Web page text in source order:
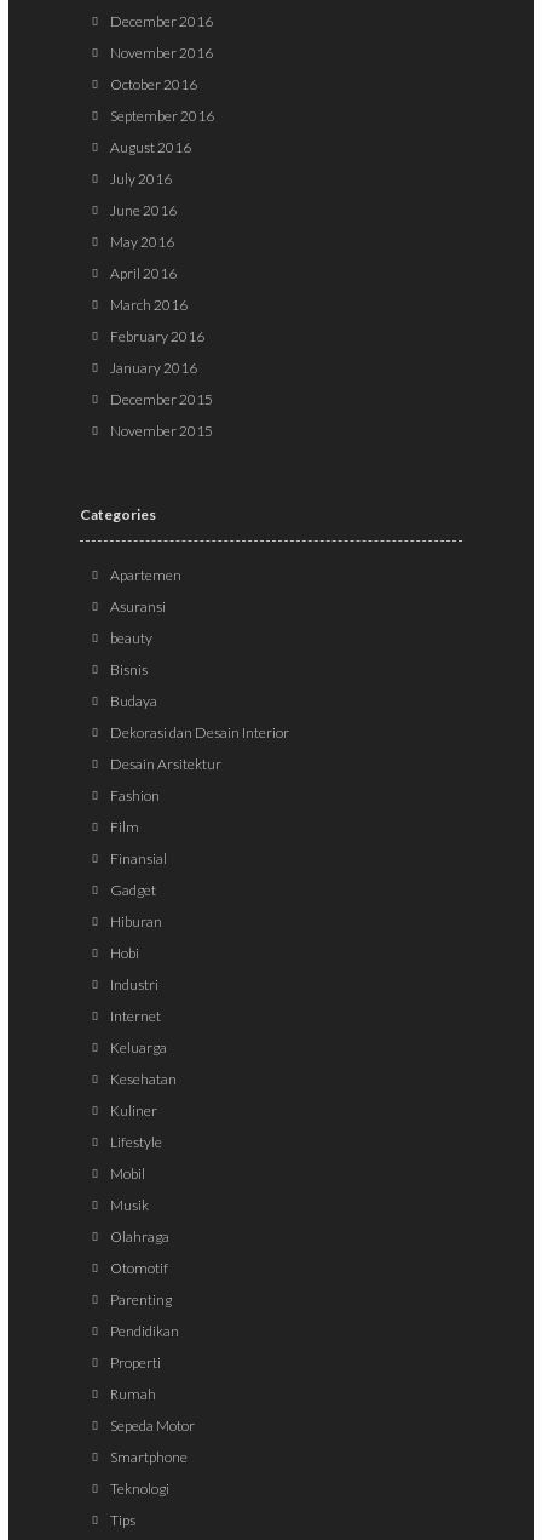
December 2016
November 2016
October 2016
September 2016
August 2016
July 2016
June 2016
May 2016
April 2016
March 2016
February 2016
January 2016
December 2015
November 2015
Categories
Apartemen
Asuransi
beauty
Bisnis
Budaya
Dekorasi dan Desain Interior
Desain Arsitektur
Fashion
Film
Finansial
Gadget
Hiburan
Hobi
Industri
Internet
Keluarga
Kesehatan
Kuliner
Lifestyle
Mobil
Musik
Olahraga
Otomotif
Parenting
Pendidikan
Properti
Rumah
Sepeda Motor
Smartphone
Teknologi
Tips